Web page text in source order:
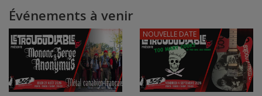
Événements à venir
NOUVELLE DATE